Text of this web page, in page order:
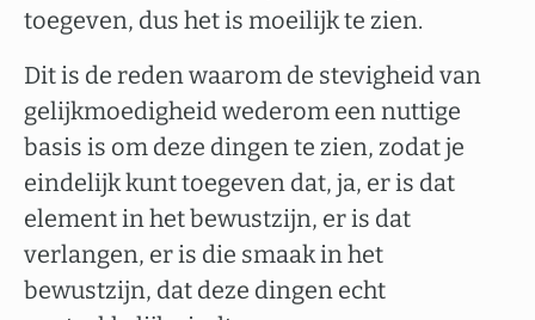
toegeven, dus het is moeilijk te zien.
Dit is de reden waarom de stevigheid van
gelijkmoedigheid wederom een ​​nuttige
basis is om deze dingen te zien, zodat je
eindelijk kunt toegeven dat, ja, er is dat
element in het bewustzijn, er is dat
verlangen, er is die smaak in het
bewustzijn, dat deze dingen echt